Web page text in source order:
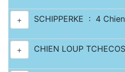
+ SCHIPPERKE : 4
+ CHIEN LOUP